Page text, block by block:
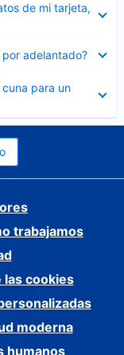
de mi tarjeta,
adelantado?
para un
trabajamos
las cookies
moderna
humanos